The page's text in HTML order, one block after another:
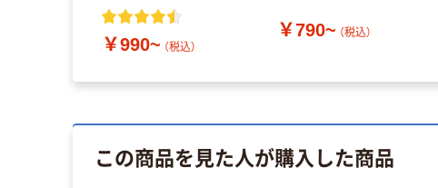
￥990~ （税込）
￥790~ （税込）
この商品を見た人が購入した商品